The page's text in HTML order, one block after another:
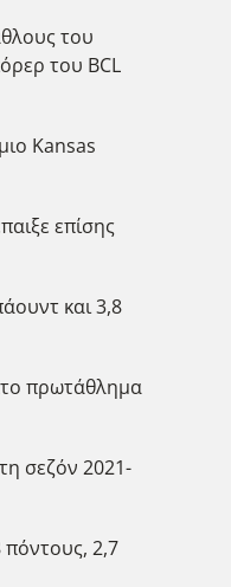
του
του BCL
Kansas
επίσης
και 3,8
πρωτάθλημα
σεζόν 2021-
πόντους, 2,7